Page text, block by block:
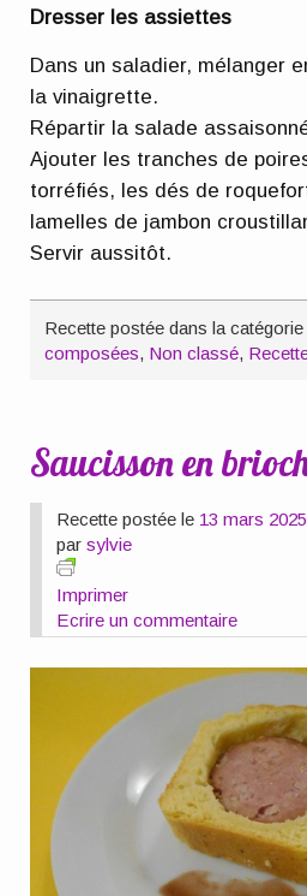
Dresser les assiettes
Dans un saladier, mélanger
la vinaigrette.
Répartir la salade
Ajouter les tranches de
torréfiés, les dés de
lamelles de jambon
Servir aussitôt.
Recette postée dans la catégorie
composées, Non classé,
Saucisson en
Recette postée le 13 mars 2025
parsylvie
Imprimer
Ecrire un commentaire